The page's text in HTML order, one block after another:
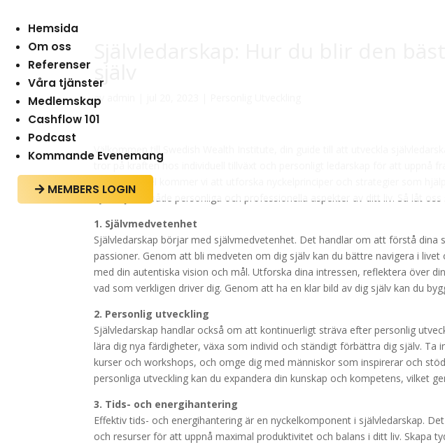
Hemsida
Om oss
Referenser
Våra tjänster
Medlemskap
Cashflow 101
Podcast
Kommande Evenemang
 MEMBERS LOGIN
av
Välkommen till Swedish Wealth Institute, din guide till att utveckla
tror på kraften hos individuell tillväxt och personligt ledarskap för att uppnå
dagens artikel kommer vi att utforska nyckelprinciper och strategier som
nya höjder i både personliga och professionella aspekter av ditt liv. Så låt
1. Självmedvetenhet
Självledarskap börjar med självmedvetenhet. Det handlar om att förstå dina
passioner. Genom att bli medveten om dig själv kan du bättre navigera i
med din autentiska vision och mål. Utforska dina intressen, reflektera över
vad som verkligen driver dig. Genom att ha en klar bild av dig själv kan du
2. Personlig utveckling
Självledarskap handlar också om att kontinuerligt sträva efter personlig
lära dig nya färdigheter, växa som individ och ständigt förbättra dig själv. Ta
kurser och workshops, och omge dig med människor som inspirerar och
personliga utveckling kan du expandera din kunskap och kompetens, vilket
3. Tids- och energihantering
Effektiv tids- och energihantering är en nyckelkomponent i självledarskap.
och resurser för att uppnå maximal produktivitet och balans i ditt liv. Skapa